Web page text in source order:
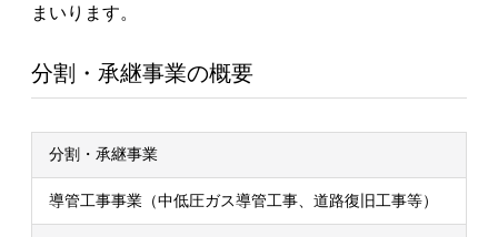
まいります。
分割・承継事業の概要
分割・承継事業
導管工事事業（中低圧ガス導管工事、道路復旧工事等）